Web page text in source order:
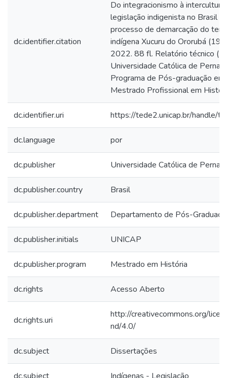
dc.identifier.citation
Do integracionismo à
legislação indigenista no Brasil e
processo de demarcação do
indígena Xucuru do Ororubá
2022. 88 fl. Relatório técnico
Universidade Católica de
Programa de Pós-graduação
Mestrado Profissional em
dc.identifier.uri https://tede2.unicap.br/handle/
dc.language por
dc.publisher Universidade Católica de
dc.publisher.country Brasil
dc.publisher.department Departamento de Pós-
dc.publisher.initials UNICAP
dc.publisher.program Mestrado em História
dc.rights Acesso Aberto
dc.rights.uri
http://creativecommons.org/
nd/4.0/
dc.subject Dissertações